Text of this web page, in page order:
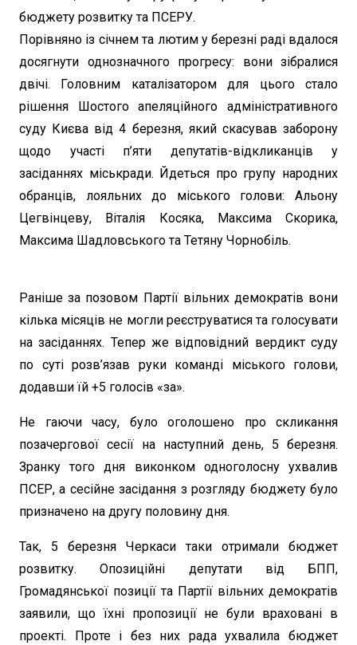
бюджету розвитку та ПСЕРУ.
Порівняно із січнем та лютим у березні раді вдалося
досягнути однозначного прогресу: вони зібралися
двічі. Головним каталізатором для цього стало
рішення Шостого апеляційного адміністративного
суду Києва від 4 березня, який скасував заборону
щодо участі п’яти депутатів-відкликанців у
засіданнях міськради. Йдеться про групу народних
обранців, лояльних до міського голови: Альону
Цегвінцеву, Віталія Косяка, Максима Скорика,
Максима Шадловського та Тетяну Чорнобіль.
Раніше за позовом Партії вільних демократів вони
кілька місяців не могли реєструватися та голосувати
на засіданнях. Тепер же відповідний вердикт суду
по суті розв’язав руки команді міського голови,
додавши їй +5 голосів «за».
Не гаючи часу, було оголошено про скликання
позачергової сесії на наступний день, 5 березня.
Зранку того дня виконком одноголосну ухвалив
ПСЕР, а сесійне засідання з розгляду бюджету було
призначено на другу половину дня.
Так, 5 березня Черкаси таки отримали бюджет
розвитку. Опозиційні депутати від БПП,
Громадянської позиції та Партії вільних демократів
заявили, що їхні пропозиції не були враховані в
проекті. Проте і без них рада ухвалила бюджет